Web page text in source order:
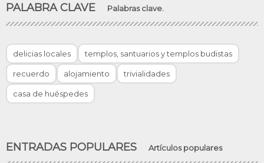
PALABRA CLAVE Palabras clave.
delicias locales templos, santuarios y templos budistas
recuerdo alojamiento trivialidades
casa de huéspedes
ENTRADAS POPULARES Artículos populares